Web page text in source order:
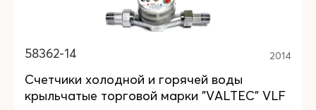
58362-14 2014
Счетчики холодной и горячей воды
крыльчатые торговой марки "VALTEC" VLF